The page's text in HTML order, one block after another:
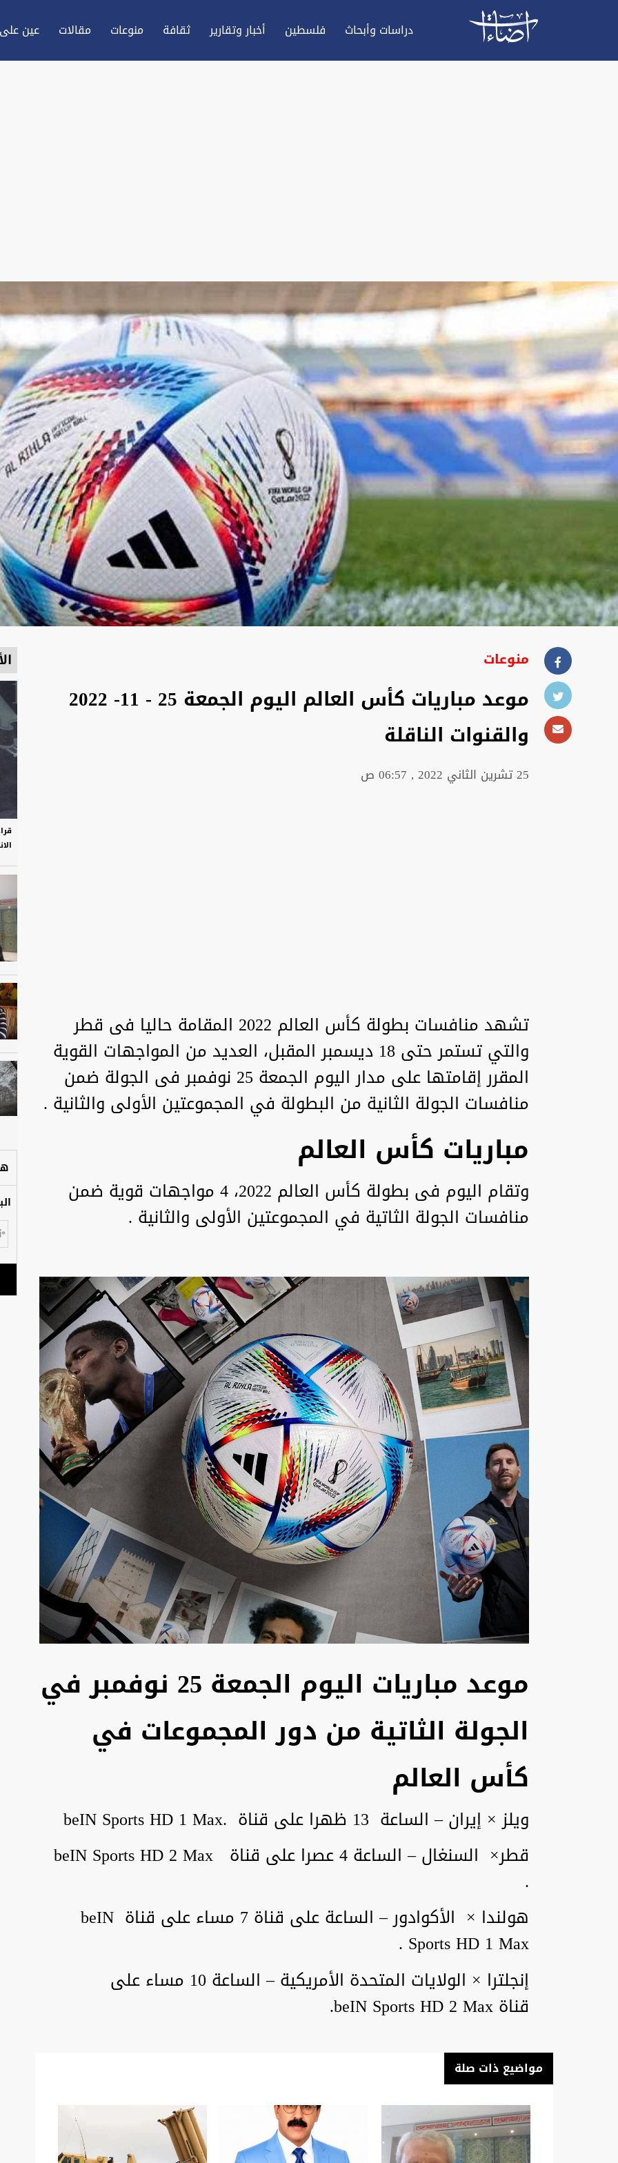
دراسات وأبحاث فلسطين أخبار وتقارير ثقافة منوعات مقالات عين
منوعات
موعد مباريات كأس العالم اليوم الجمعة 25 - 11- 2022
والقنوات الناقلة
25 تشرين الثاني 2022 , 06:57 ص
تشهد منافسات بطولة كأس العالم 2022 المقامة حاليا فى قطر
والتي تستمر حتى 18 ديسمبر المقبل، العديد من المواجهات القوية
المقرر إقامتها على مدار اليوم الجمعة 25 نوفمبر فى الجولة ضمن
منافسات الجولة الثانية من البطولة في المجموعتين الأولى والثانية .
مباريات كأس العالم
وتقام اليوم فى بطولة كأس العالم 2022، 4 مواجهات قوية ضمن
منافسات الجولة الثاتية في المجموعتين الأولى والثانية .
موعد مباريات اليوم الجمعة 25 نوفمبر في
الجولة الثاتية من دور المجموعات في
كأس العالم
ويلز × إيران – الساعة 13 ظهرا على قناة .beIN Sports HD 1 Max
.
هولندا × الأكوادور – الساعة على قناة 7 مساء على قناة beIN
Sports HD 1 Max .
إنجلترا × الولايات المتحدة الأمريكية – الساعة 10 مساء على
قناة beIN Sports HD 2 Max.
مواضيع ذات صلة